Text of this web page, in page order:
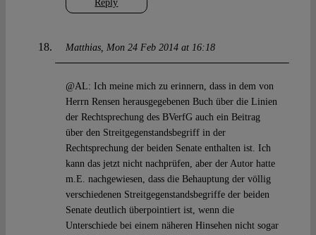
Reply
Matthias Mon 24 Feb 2014 at 16:18
@AL: Ich meine mich zu erinnern, dass in dem von
Herrn Rensen herausgegebenen Buch über die Linien
der Rechtsprechung des BVerfG auch ein Beitrag
über den Streitgegenstandsbegriff in der
Rechtsprechung der beiden Senate enthalten ist. Ich
kann das jetzt nicht nachprüfen, aber der Autor hatte
m.E. nachgewiesen, dass die Behauptung der völlig
verschiedenen Streitgegenstandsbegriffe der beiden
Senate deutlich überpointiert ist, wenn die
Unterschiede bei einem näheren Hinsehen nicht sogar